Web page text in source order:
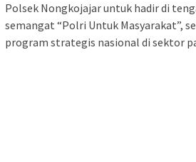
Polsek Nongkojajar untuk hadir di
semangat “Polri Untuk Masyarakat”,
program strategis nasional di sektor